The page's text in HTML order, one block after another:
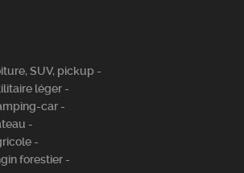
SUV, pickup -
léger -
car -
-
-
forestier -